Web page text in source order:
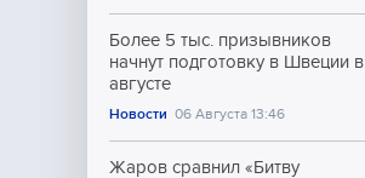
Более 5 тыс. призывников
начнут подготовку в Швеции в
августе
Новости 06 Августа 13:46
Жаров сравнил «Битву